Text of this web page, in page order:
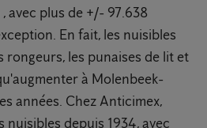
avec plus de +/- 97.638
En fait, les nuisibles
rongeurs, les punaises de lit et
à Molenbeek-
années. Chez Anticimex,
depuis 1934, avec